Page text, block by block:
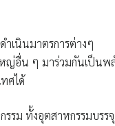
ำเนินมาตรการต่างๆ
ญ่อื่น ๆ มาร่วมกันเป็นพ
ศได้
รม ทั้งอุตสาหกรรมบรรจุ